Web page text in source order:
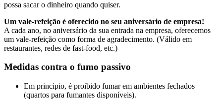
possa sacar o dinheiro quando quiser.
Um vale-refeição é oferecido no seu aniversário de empresa!
A cada ano, no aniversário da sua entrada na empresa, oferecemos
um vale-refeição como forma de agradecimento. (Válido em
restaurantes, redes de fast-food, etc.)
Medidas contra o fumo passivo
Em princípio, é proibido fumar em ambientes fechados
(quartos para fumantes disponíveis).